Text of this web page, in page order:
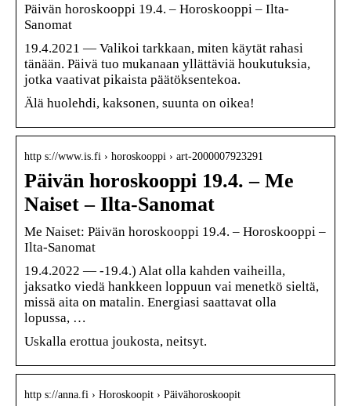
Päivän horoskooppi 19.4. – Horoskooppi – Ilta-
Sanomat
19.4.2021 — Valikoi tarkkaan, miten käytät rahasi
tänään. Päivä tuo mukanaan yllättäviä houkutuksia,
jotka vaativat pikaista päätöksentekoa.
Älä huolehdi, kaksonen, suunta on oikea!
http s://www.is.fi › horoskooppi › art-2000007923291
Päivän horoskooppi 19.4. – Me
Naiset – Ilta-Sanomat
Me Naiset: Päivän horoskooppi 19.4. – Horoskooppi –
Ilta-Sanomat
19.4.2022 — -19.4.) Alat olla kahden vaiheilla,
jaksatko viedä hankkeen loppuun vai menetkö sieltä,
missä aita on matalin. Energiasi saattavat olla
lopussa, …
Uskalla erottua joukosta, neitsyt.
http s://anna.fi › Horoskoopit › Päivähoroskoopit